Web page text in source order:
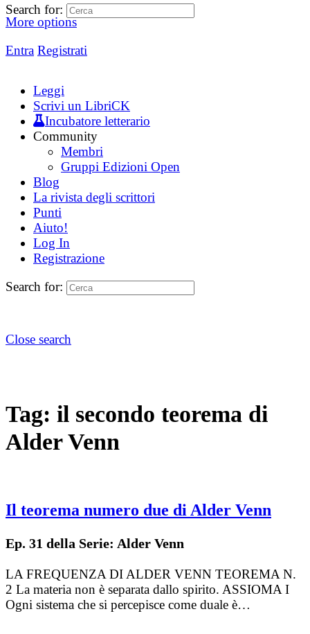
More options
Entra Registrati
Search for:
Leggi
Scrivi un LibriCK
Incubatore letterario
Community
Membri
Gruppi Edizioni Open
Blog
La rivista degli scrittori
Punti
Aiuto!
Log In
Registrazione
Search for:
Close search
Tag: il secondo teorema di
Alder Venn
Il teorema numero due di Alder Venn
Ep. 31 della Serie: Alder Venn
LA FREQUENZA DI ALDER VENN TEOREMA N.
2 La materia non è separata dallo spirito. ASSIOMA I
Ogni sistema che si percepisce come duale è…